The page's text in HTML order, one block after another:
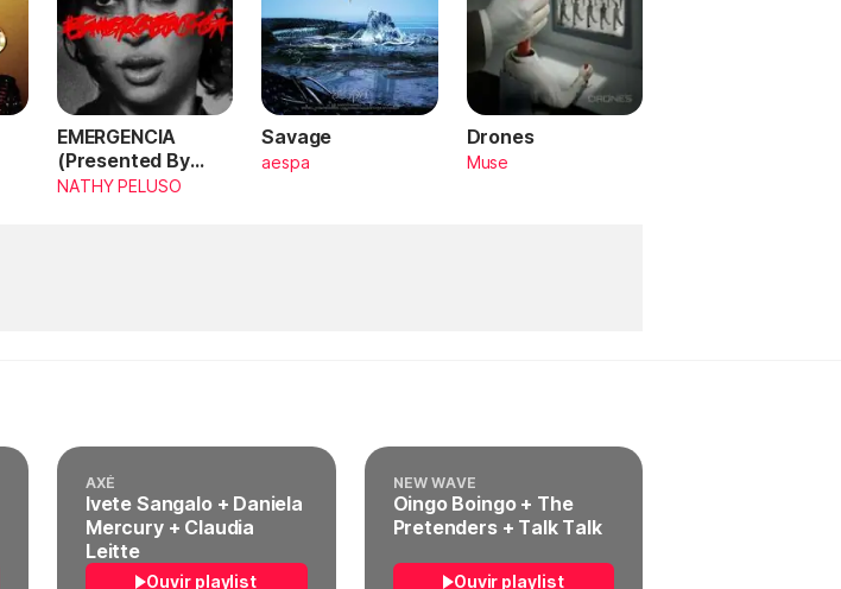
EMERGENCIA
(Presented By
PlayStation,
NATHY PELUSO
Savage
aespa
Drones
Muse
AXÉ
Ivete Sangalo + Daniela
Mercury + Claudia
Leitte
Ouvir playlist
NEW WAVE
Oingo Boingo + The
Pretenders + Talk Talk
Ouvir playlist